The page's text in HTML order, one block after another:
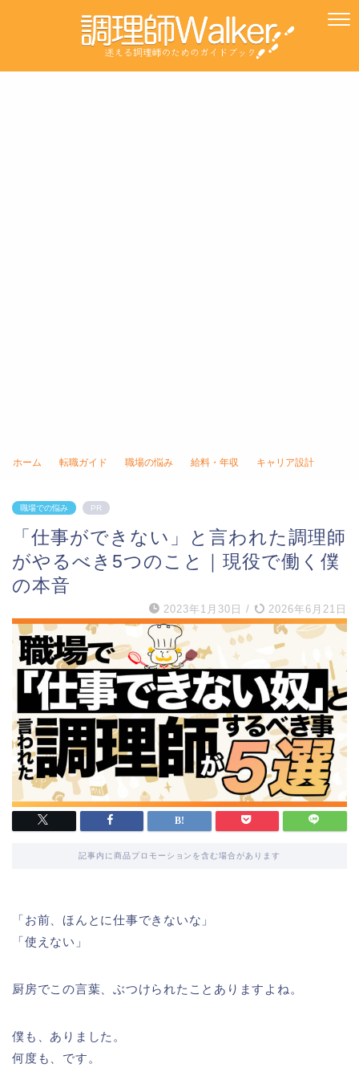
ホーム 転職ガイド 職場の悩み 給料・年収 キャリア設計
職場での悩み PR
「仕事ができない」と言われた調理師
がやるべき5つのこと｜現役で働く僕
の本音
2023年1月30日 / 2026年6月21日
記事内に商品プロモーションを含む場合があります
「お前、ほんとに仕事できないな」
「使えない」
厨房でこの言葉、ぶつけられたことありますよね。
僕も、ありました。
何度も、です。